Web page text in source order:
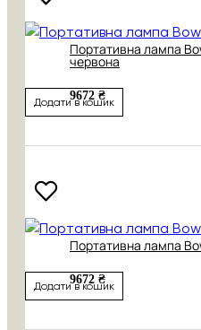
Портативна лампа
червона
9672 ₴
Додати в кошик
Портативна лампа
9672 ₴
Додати в кошик